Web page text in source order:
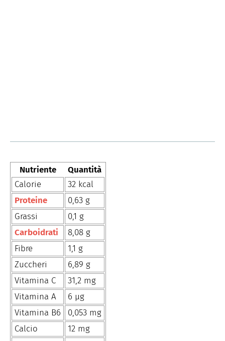
Nutriente
Quantità
Calorie
32 kcal
Proteine
0,63 g
Grassi
0,1 g
Carboidrati
8,08 g
Fibre
1,1 g
Zuccheri
6,89 g
Vitamina C
31,2 mg
Vitamina A
6 µg
Vitamina B6
0,053 mg
Calcio
12 mg